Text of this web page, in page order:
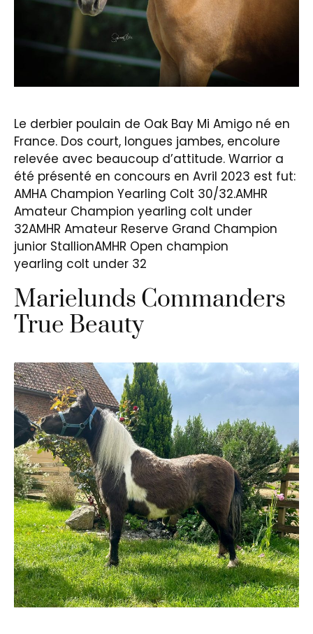
Le derbier poulain de Oak Bay Mi Amigo né en
France. Dos court, longues jambes, encolure
relevée avec beaucoup d’attitude. Warrior a
été présenté en concours en Avril 2023 est fut:
AMHA Champion Yearling Colt 30/32.AMHR
Amateur Champion yearling colt under
32AMHR Amateur Reserve Grand Champion
junior StallionAMHR Open champion
yearling colt under 32
Marielunds Commanders
True Beauty